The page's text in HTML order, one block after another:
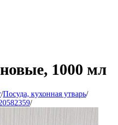
1000 мл
/Посуда, кухонная утварь/
/